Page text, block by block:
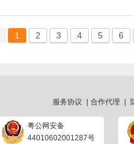
1 2 3 4 5 6
服务协议 合作代理
粤公网安备
44010602001287号